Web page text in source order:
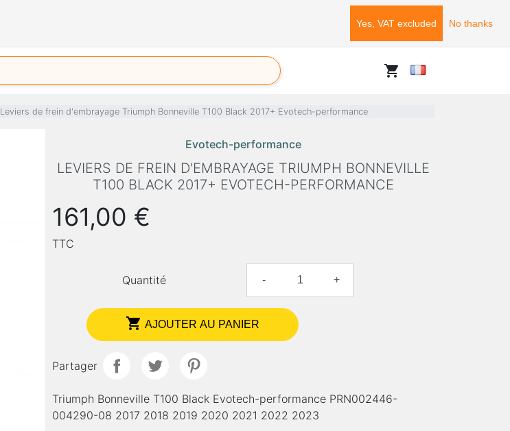
Yes, VAT excluded No thanks
shopping_cart
Leviers de frein d'embrayage Triumph Bonneville T100 Black 2017+ Evotech-performance
Evotech-performance
LEVIERS DE FREIN D'EMBRAYAGE TRIUMPH BONNEVILLE
T100 BLACK 2017+ EVOTECH-PERFORMANCE
161,00 €
TTC
Quantité - +
 AJOUTER AU PANIER
Partager
Triumph Bonneville T100 Black Evotech-performance PRN002446-
004290-08 2017 2018 2019 2020 2021 2022 2023